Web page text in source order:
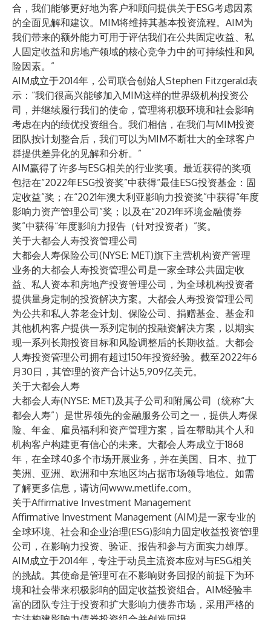
合，我们能够更好地为客户和顾问提供关于ESG考虑因素
的全面见解和建议。MIM将维持其基本投资流程。AIM为
我们带来的额外能力可用于评估我们在公共固定收益、私
人固定收益和房地产领域的核心竞争力中的可持续性和风
险因素。”
AIM成立于2014年，公司联合创始人Stephen Fitzgerald表
示：“我们很高兴能够加入MIM这样的世界级机构投资公
司，并继续履行我们的使命，管理将积极环境和社会影响
考虑在内的绩优投资组合。我们相信，在我们与MIM投资
团队按计划整合后，我们可以为MIM不断壮大的全球客户
群提供差异化的见解和分析。”
AIM赢得了许多与ESG相关的行业奖项。最近获得的奖项
包括在“2022年ESG投资奖”中获得“最佳ESG投资基金：固
定收益”奖；在“2021年澳大利亚影响力投资奖”中获得“年度
影响力资产管理公司”奖；以及在“2021年环境金融债券
奖”中获得“年度影响力报告（针对投资者）”奖。
关于大都会人寿投资管理公司
大都会人寿保险公司(NYSE: MET)旗下主营机构资产管理
业务的大都会人寿投资管理公司是一家全球公共固定收
益、私人资本和房地产投资管理公司，为全球机构投资者
提供量身定制的投资解决方案。大都会人寿投资管理公司
为公共和私人养老金计划、保险公司、捐赠基金、基金和
其他机构客户提供一系列定制的投融资解决方案，以期实
现一系列长期投资目标和风险调整后的长期收益。大都会
人寿投资管理公司拥有超过150年投资经验。 截至2022年6
月30日，其管理的资产合计达5,909亿美元。
关于大都会人寿
大都会人寿(NYSE: MET)及其子公司和附属公司（统称“大
都会人寿”）是世界领先的金融服务公司之一，提供人寿保
险、年金、雇员福利和资产管理方案，旨在帮助其个人和
机构客户构建更有信心的未来。大都会人寿成立于1868
年，在全球40多个市场开展业务，并在美国、日本、拉丁
美洲、亚洲、欧洲和中东地区均占据市场领导地位。如需
了解更多信息，请访问www.metlife.com。
关于Affirmative Investment Management
Affirmative Investment Management (AIM)是一家专业的
全球环境、社会和企业治理(ESG)影响力固定收益投资管理
公司，在影响力投资、验证、报告和参与方面实力雄厚。
AIM成立于2014年，专注于动员主流资本应对与ESG相关
的挑战。其使命是管理可在不影响财务回报的前提下为环
境和社会带来积极影响的固定收益投资组合。AIM经验丰
富的团队专注于投资和扩大影响力债券市场，采用严格的